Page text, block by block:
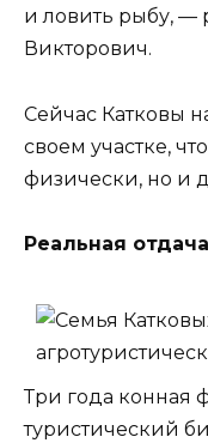
и ловить рыбу, —
Викторович.
Сейчас Катковы
своем участке,
физически, но и
Реальная отдача
Три года конная
туристический